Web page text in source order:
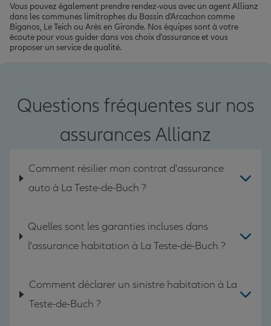
Vous pouvez également prendre rendez-vous avec un agent Allianz
dans les communes limitrophes du Bassin d'Arcachon comme
Biganos, Le Teich ou Arès en Gironde. Nos équipes sont à votre
écoute pour vous guider dans vos choix d'assurance et vous
proposer un service de qualité.
Questions fréquentes sur nos
assurances Allianz
Comment résilier mon contrat d'assurance
auto à La Teste-de-Buch ?
Quelles sont les garanties incluses dans
l'assurance habitation à La Teste-de-Buch ?
Comment déclarer un sinistre habitation à La
Teste-de-Buch ?